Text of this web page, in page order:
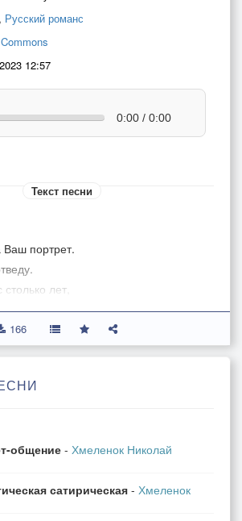
, Русский романс
12:57
0:00 / 0:00
Текст песни
портрет.
лет,
не жду.
Вас
анфас
сержусь.
научусь
стороне.
166
общение- Хмеленок Николай
сатирическая - Хмеленок